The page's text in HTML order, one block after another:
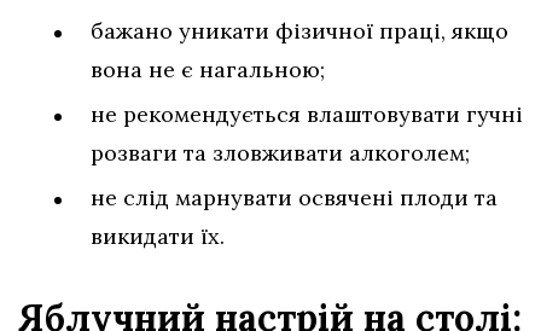
бажано уникати фізичної праці, якщо
вона не є нагальною;
не рекомендується влаштовувати гучні
розваги та зловживати алкоголем;
не слід марнувати освячені плоди та
викидати їх.
Яблучний настрій на столі: